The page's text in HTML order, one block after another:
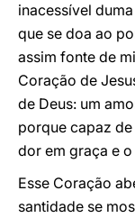
inacessível
que se doa ao
assim fonte de
Coração de
de Deus: um
porque capaz
dor em graça e
Esse Coração
santidade se